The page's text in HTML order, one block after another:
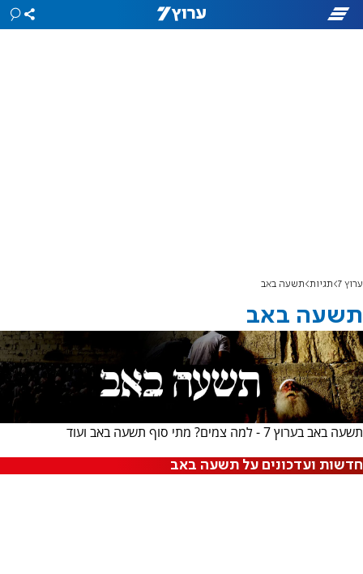
ערוץ 7 תגיות תשעה באב
תשעה באב
תשעה באב בערוץ 7 - למה צמים? מתי סוף תשעה באב ועוד
חדשות ועדכונים על תשעה באב